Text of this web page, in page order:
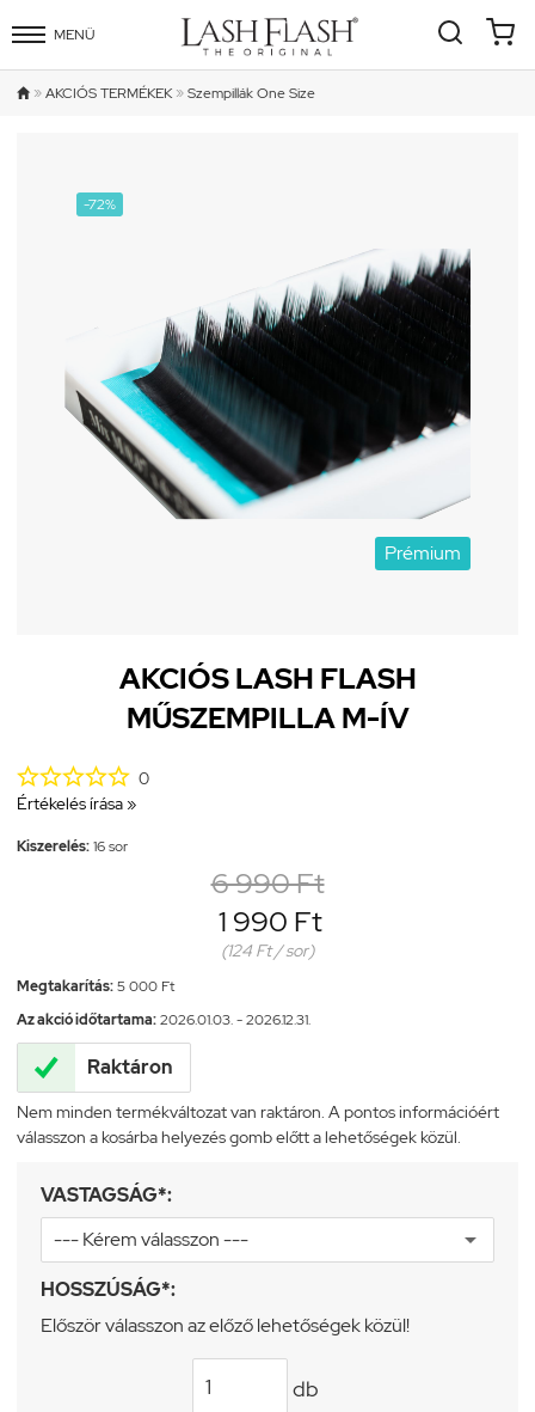
MENÜ
 »AKCIÓS TERMÉKEK »Szempillák One Size
-72%
Prémium
AKCIÓS LASH FLASH
MŰSZEMPILLA M-ÍV
 0
Értékelés írása »
Kiszerelés:16 sor
6 990 Ft
1 990 Ft
(124 Ft / sor)
Megtakarítás:5 000 Ft
Az akció időtartama:2026.01.03. - 2026.12.31.
 Raktáron
Nem minden termékváltozat van raktáron. A pontos információért
válasszon a kosárba helyezés gomb előtt a lehetőségek közül.
VASTAGSÁG*:
HOSSZÚSÁG*:
Először válasszon az előző lehetőségek közül!
db